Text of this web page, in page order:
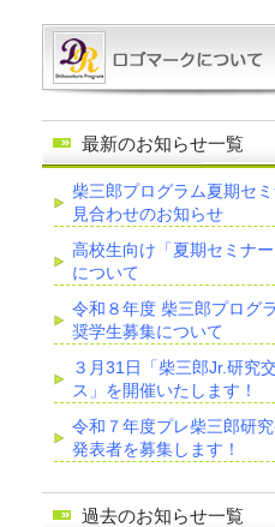
最新のお知らせ一覧
柴三郎プログラム夏期セ
見合わせのお知らせ
高校生向け「夏期セミナ
について
令和８年度 柴三郎プログ
奨学生募集について
３月31日「柴三郎Jr.研究
ス」を開催いたします！
令和７年度プレ柴三郎研
発表者を募集します！
過去のお知らせ一覧